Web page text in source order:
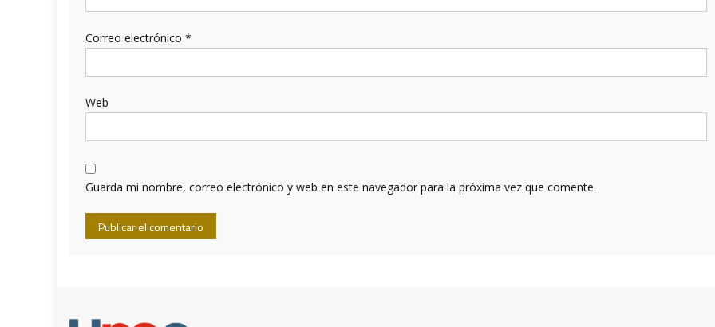
Correo electrónico *
Web
Guarda mi nombre, correo electrónico y web en este navegador para la próxima vez que comente.